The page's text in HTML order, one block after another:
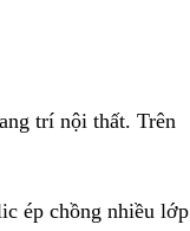
trí nội thất. Trên
ép chồng nhiều lớp